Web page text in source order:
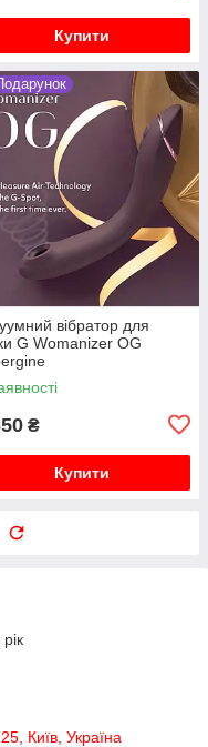
Купити
вібратор для
G Womanizer OG
₴
Купити
Київ, Україна